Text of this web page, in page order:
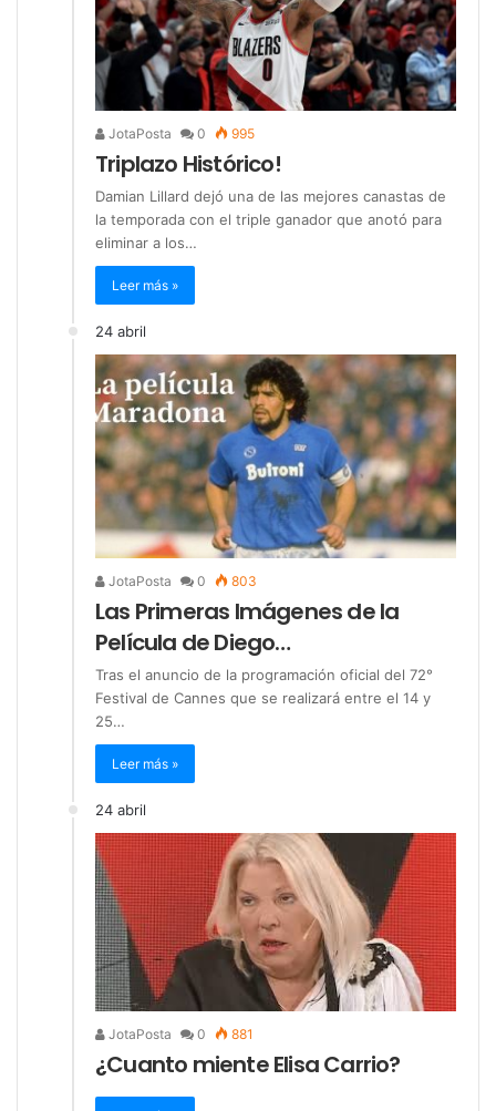
JotaPosta 0 995
Triplazo Histórico!
Damian Lillard dejó una de las mejores canastas de
la temporada con el triple ganador que anotó para
eliminar a los…
Leer más »
24 abril
JotaPosta 0 803
Las Primeras Imágenes de la
Película de Diego…
Tras el anuncio de la programación oficial del 72°
Festival de Cannes que se realizará entre el 14 y
25…
Leer más »
24 abril
JotaPosta 0 881
¿Cuanto miente Elisa Carrio?